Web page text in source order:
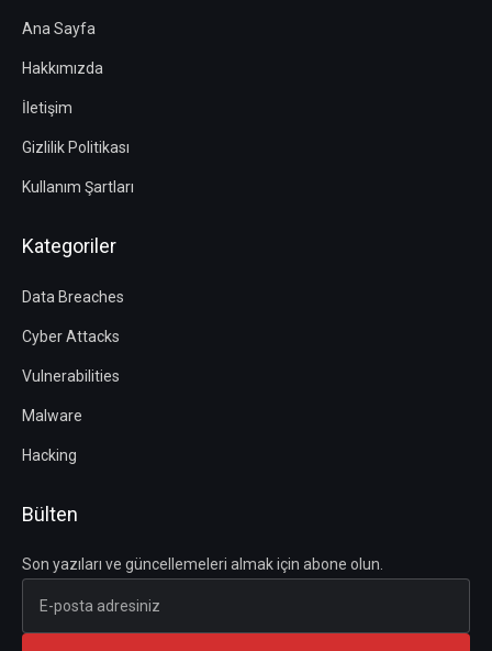
Ana Sayfa
Hakkımızda
İletişim
Gizlilik Politikası
Kullanım Şartları
Kategoriler
Data Breaches
Cyber Attacks
Vulnerabilities
Malware
Hacking
Bülten
Son yazıları ve güncellemeleri almak için abone olun.